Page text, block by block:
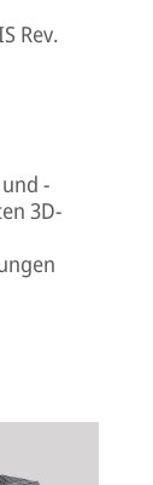
Rev.
-
3D-